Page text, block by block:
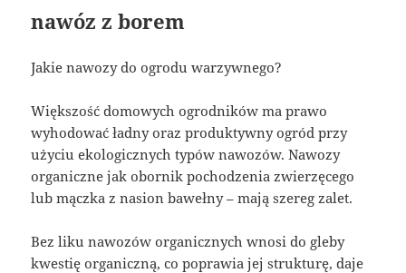
nawóz z borem
Jakie nawozy do ogrodu warzywnego?
Większość domowych ogrodników ma prawo
wyhodować ładny oraz produktywny ogród przy
użyciu ekologicznych typów nawozów. Nawozy
organiczne jak obornik pochodzenia zwierzęcego
lub mączka z nasion bawełny – mają szereg zalet.
Bez liku nawozów organicznych wnosi do gleby
kwestię organiczną, co poprawia jej strukturę, daje